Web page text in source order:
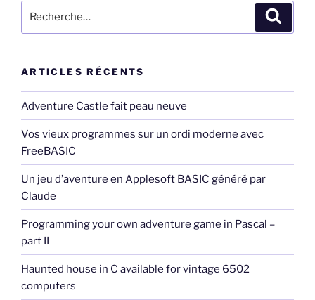
pour
ARTICLES RÉCENTS
Adventure Castle fait peau neuve
Vos vieux programmes sur un ordi moderne avec
FreeBASIC
Un jeu d’aventure en Applesoft BASIC généré par
Claude
Programming your own adventure game in Pascal –
part II
Haunted house in C available for vintage 6502
computers